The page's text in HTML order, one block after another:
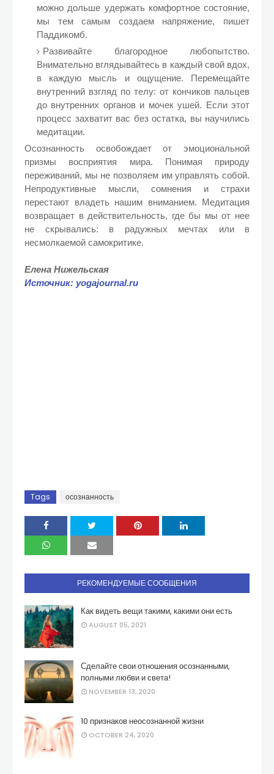
можно дольше удержать комфортное состояние,
мы тем самым создаем напряжение, пишет
Паддикомб.
Развивайте благородное любопытство.
Внимательно вглядывайтесь в каждый свой вдох,
в каждую мысль и ощущение. Перемещайте
внутренний взгляд по телу: от кончиков пальцев
до внутренних органов и мочек ушей. Если этот
процесс захватит вас без остатка, вы научились
медитации.
Осознанность освобождает от эмоциональной
призмы восприятия мира. Понимая природу
переживаний, мы не позволяем им управлять собой.
Непродуктивные мысли, сомнения и страхи
перестают владеть нашим вниманием. Медитация
возвращает в действительность, где бы мы от нее
не скрывались: в радужных мечтах или в
несмолкаемой самокритике.
Елена Нижельская
Источник: yogajournal.ru
Tags осознанность
РЕКОМЕНДУЕМЫЕ СООБЩЕНИЯ
Как видеть вещи такими, какими они есть
AUGUST 05, 2021
Сделайте свои отношения осознанными,
полными любви и света!
NOVEMBER 13, 2020
10 признаков неосознанной жизни
OCTOBER 24, 2020